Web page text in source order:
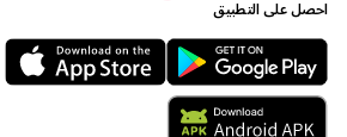
على التطبيق